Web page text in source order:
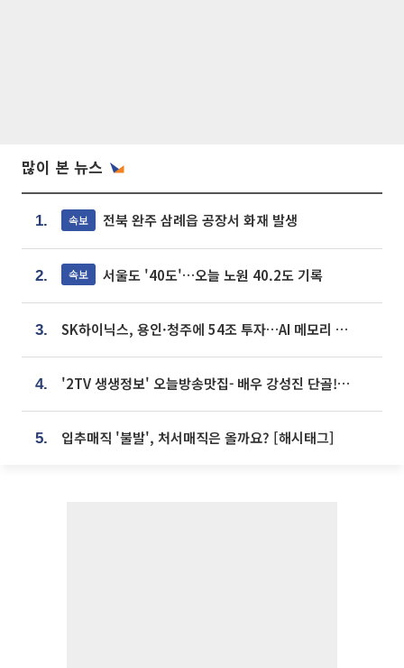
많이 본 뉴스
1. 속보 전북 완주 삼례읍 공장서 화재 발생
2. 속보 서울도 '40도'…오늘 노원 40.2도 기록
3. SK하이닉스, 용인·청주에 54조 투자…AI 메모리 생산기지 키운다
4. '2TV 생생정보' 오늘방송맛집- 배우 강성진 단골! 쌀국수ㆍ푸팟퐁 커리 맛집 '블○○○'
5. 입추매직 '불발', 처서매직은 올까요? [해시태그]